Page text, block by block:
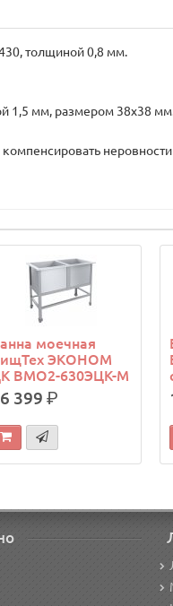
толщиной 0,8 мм.
1,5 мм, размером 38х38
неровности
моечная
ЭКОНОМ
ВМО2-630ЭЦК-М
399р.